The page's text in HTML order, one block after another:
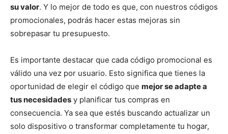
su valor. Y lo mejor de todo es que, con nuestros códigos
promocionales, podrás hacer estas mejoras sin
sobrepasar tu presupuesto.
Es importante destacar que cada código promocional es
válido una vez por usuario. Esto significa que tienes la
oportunidad de elegir el código que mejor se adapte a
tus necesidades y planificar tus compras en
consecuencia. Ya sea que estés buscando actualizar un
solo dispositivo o transformar completamente tu hogar,